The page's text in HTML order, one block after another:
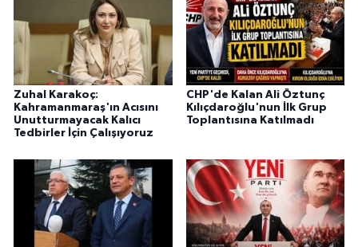
Zuhal Karakoç:
Kahramanmaraş'ın Acısını
Unutturmayacak Kalıcı
Tedbirler İçin Çalışıyoruz
CHP'de Kalan Ali Öztunç
Kılıçdaroğlu'nun İlk Grup
Toplantısına Katılmadı
BİLİM VE TEKNOLOJİ
YARIŞMALAR
TANITIM